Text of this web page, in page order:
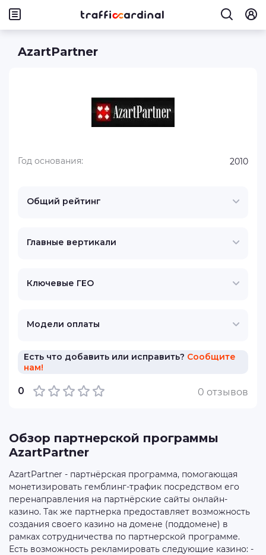
AzartPartner
Год основания: 2010
Общий рейтинг
Главные вертикали
Ключевые ГЕО
Модели оплаты
Есть что добавить или исправить? Сообщите
нам!
0 0 отзывов
Обзор партнерской программы
AzartPartner
AzartPartner - партнёрская программа, помогающая
монетизировать гемблинг-трафик посредством его
перенаправления на партнёрские сайты онлайн-
казино. Так же партнерка предоставляет возможность
создания своего казино на домене (поддомене) в
рамках сотрудничества по партнерской программе.
Есть возможность рекламировать следующие казино: -